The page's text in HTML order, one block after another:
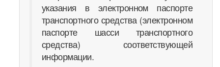
указания в электронном паспорте
транспортного средства (электронном
паспорте шасси транспортного
средства) соответствующей
информации.